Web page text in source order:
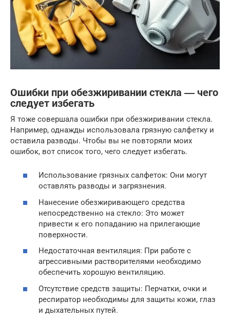
Ошибки при обезжиривании стекла ― чего
следует избегать
Я тоже совершала ошибки при обезжиривании стекла.
Например, однажды использовала грязную салфетку и
оставила разводы. Чтобы вы не повторяли моих
ошибок, вот список того, чего следует избегать.
Использование грязных салфеток: Они могут
оставлять разводы и загрязнения.
Нанесение обезжиривающего средства
непосредственно на стекло: Это может
привести к его попаданию на прилегающие
поверхности.
Недостаточная вентиляция: При работе с
агрессивными растворителями необходимо
обеспечить хорошую вентиляцию.
Отсутствие средств защиты: Перчатки, очки и
респиратор необходимы для защиты кожи, глаз
и дыхательных путей.